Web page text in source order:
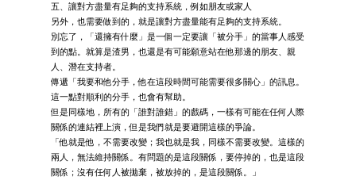
五、讓對方盡量有足夠的支持系統，例如朋友或家人
另外，也需要做到的，就是讓對方盡量能有足夠的支持系統。
別忘了，「還擁有什麼」是一個一定要讓「被分手」的當事人感受
到的點。就算是渣男，也還是有可能願意站在他那邊的朋友、親
人、潛在支持者。
傳遞「我要和他分手，他在這段時間可能需要很多關心」的訊息。
這一點對順利的分手，也會有幫助。
但是同樣地，所有的「誰對誰錯」的戲碼，一樣有可能在任何人際
關係的連結裡上演，但是我們就是要避開這樣的爭論。
「他就是他，不需要改變；我也就是我，同樣不需要改變。這樣的
兩人，無法維持關係。有問題的是這段關係，要停掉的，也是這段
關係；沒有任何人被拋棄，被放掉的，是這段關係。」